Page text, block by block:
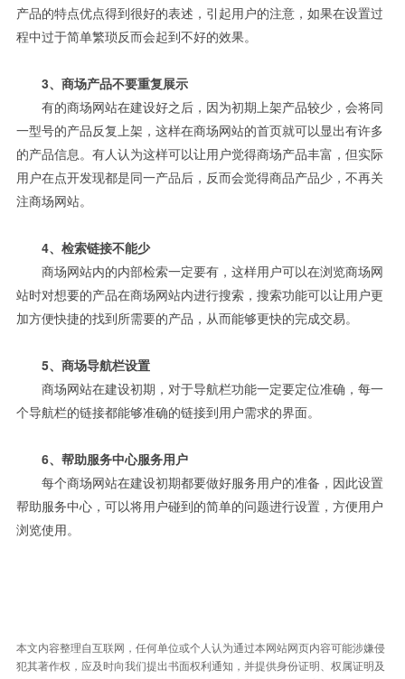
产品的特点优点得到很好的表述，引起用户的注意，如果在设置过
程中过于简单繁琐反而会起到不好的效果。
3、商场产品不要重复展示
有的商场网站在建设好之后，因为初期上架产品较少，会将同
一型号的产品反复上架，这样在商场网站的首页就可以显出有许多
的产品信息。有人认为这样可以让用户觉得商场产品丰富，但实际
用户在点开发现都是同一产品后，反而会觉得商品产品少，不再关
注商场网站。
4、检索链接不能少
商场网站内的内部检索一定要有，这样用户可以在浏览商场网
站时对想要的产品在商场网站内进行搜索，搜索功能可以让用户更
加方便快捷的找到所需要的产品，从而能够更快的完成交易。
5、商场导航栏设置
商场网站在建设初期，对于导航栏功能一定要定位准确，每一
个导航栏的链接都能够准确的链接到用户需求的界面。
6、帮助服务中心服务用户
每个商场网站在建设初期都要做好服务用户的准备，因此设置
帮助服务中心，可以将用户碰到的简单的问题进行设置，方便用户
浏览使用。
本文内容整理自互联网，任何单位或个人认为通过本网站网页内容可能涉嫌侵
犯其著作权，应及时向我们提出书面权利通知，并提供身份证明、权属证明及